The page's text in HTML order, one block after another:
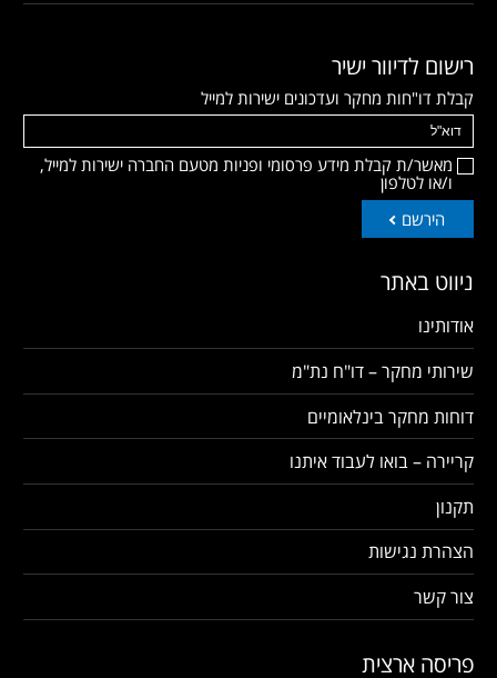
רישום לדיוור ישיר
קבלת דו"חות מחקר ועדכונים ישירות למייל
מאשר/ת קבלת מידע פרסומי ופניות מטעם החברה ישירות למייל,
ו/או לטלפון
הירשם
ניווט באתר
אודותינו
שירותי מחקר – דו"ח נת"מ
דוחות מחקר בינלאומיים
קריירה – בואו לעבוד איתנו
תקנון
הצהרת נגישות
צור קשר
פריסה ארצית